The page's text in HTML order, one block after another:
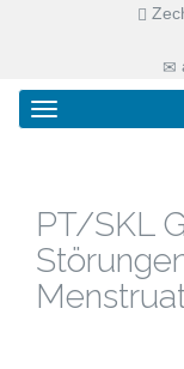
Primary
Menu
Skip
Haus der
PT/SKL